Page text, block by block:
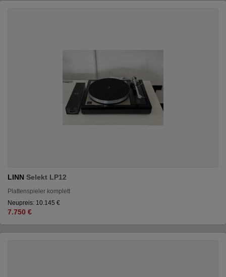
LINN Selekt LP12
Plattenspieler komplett
Neupreis: 10.145 €
7.750 €